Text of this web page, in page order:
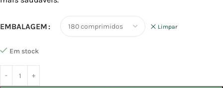
EMBALAGEM Limpar
Em stock